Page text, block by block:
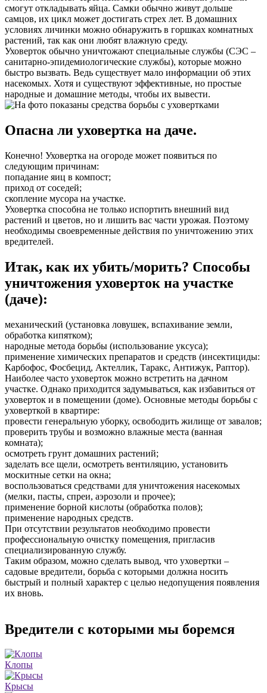
смогут откладывать яйца. Самки обычно живут дольше
самцов, их цикл может достигать стрех лет. В домашних
условиях личинки можно обнаружить в горшках комнатных
растений, так как они любят влажную среду.
Уховерток обычно уничтожают специальные службы (СЭС –
санитарно-эпидемиологические службы), которые можно
быстро вызвать. Ведь существует мало информации об этих
насекомых. Хотя и существуют эффективные, но простые
народные и домашние методы, чтобы их вывести.
Опасна ли уховертка на даче.
Конечно! Уховертка на огороде может появиться по
следующим причинам:
попадание яиц в компост;
приход от соседей;
скопление мусора на участке.
Уховертка способна не только испортить внешний вид
растений и цветов, но и лишить вас части урожая. Поэтому
необходимы своевременные действия по уничтожению этих
вредителей.
Итак, как их убить/морить? Способы
уничтожения уховерток на участке
(даче):
механический (установка ловушек, вспахивание земли,
обработка кипятком);
народные метода борьбы (использование уксуса);
применение химических препаратов и средств (инсектициды:
Карбофос, Фосбецид, Актеллик, Таракс, Антижук, Раптор).
Наиболее часто уховерток можно встретить на дачном
участке. Однако приходится задумываться, как избавиться от
уховерток и в помещении (доме). Основные методы борьбы с
уховерткой в квартире:
провести генеральную уборку, освободить жилище от завалов;
проверить трубы и возможно влажные места (ванная
комната);
осмотреть грунт домашних растений;
заделать все щели, осмотреть вентиляцию, установить
москитные сетки на окна;
воспользоваться средствами для уничтожения насекомых
(мелки, пасты, спреи, аэрозоли и прочее);
применение борной кислоты (обработка полов);
применение народных средств.
При отсутствии результатов необходимо провести
профессиональную очистку помещения, пригласив
специализированную службу.
Таким образом, можно сделать вывод, что уховертки –
садовые вредители, борьба с которыми должна носить
быстрый и полный характер с целью недопущения появления
их вновь.
Вредители с которыми мы боремся
Клопы
Крысы